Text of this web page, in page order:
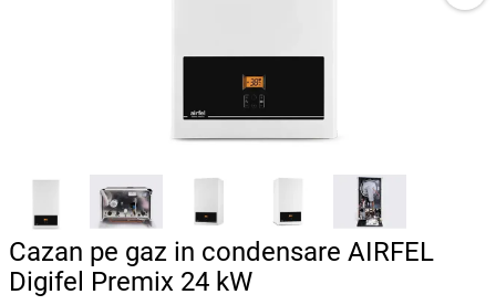
Cazan pe gaz in condensare AIRFEL
Digifel Premix 24 kW